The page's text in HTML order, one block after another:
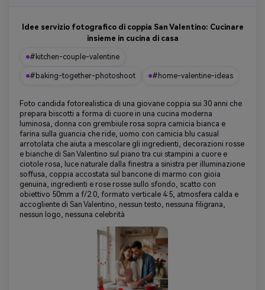
Idee servizio fotografico di coppia San Valentino: Cucinare
insieme in cucina di casa
#kitchen-couple-valentine
#baking-together-photoshoot #home-valentine-ideas
Foto candida fotorealistica di una giovane coppia sui 30 anni che
prepara biscotti a forma di cuore in una cucina moderna
luminosa, donna con grembiule rosa sopra camicia bianca e
farina sulla guancia che ride, uomo con camicia blu casual
arrotolata che aiuta a mescolare gli ingredienti, decorazioni rosse
e bianche di San Valentino sul piano tra cui stampini a cuore e
ciotole rosa, luce naturale dalla finestra a sinistra per illuminazione
soffusa, coppia accostata sul bancone di marmo con gioia
genuina, ingredienti e rose rosse sullo sfondo, scatto con
obiettivo 50mm a f/2.0, formato verticale 4:5, atmosfera calda e
accogliente di San Valentino, nessun testo, nessuna filigrana,
nessun logo, nessuna celebrità